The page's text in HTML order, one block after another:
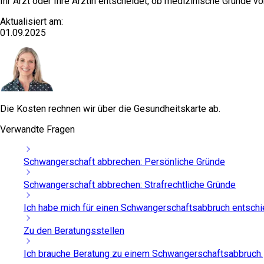
Aktualisiert am:
01.09.2025
Die Kosten rechnen wir über die Gesundheitskarte ab.
Verwandte Fragen
Schwangerschaft abbrechen: Persönliche Gründe
Schwangerschaft abbrechen: Strafrechtliche Gründe
Ich habe mich für einen Schwangerschaftsabbruch
Zu den Beratungsstellen
Ich brauche Beratung zu einem Schwangerschaftsabbruch.